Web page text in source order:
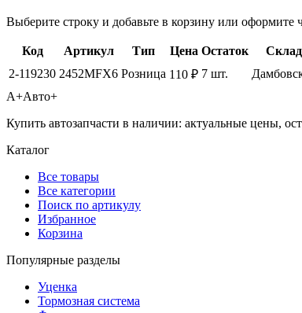
Выберите строку и добавьте в корзину или оформите
Код Артикул Тип Цена Остаток
Склад
2-119230 2452MFX6 Розница 110 ₽ 7 шт.
А+Авто+
Купить автозапчасти в наличии: актуальные цены,
Каталог
Все товары
Все категории
Поиск по артикулу
Избранное
Корзина
Популярные разделы
Уценка
Тормозная система